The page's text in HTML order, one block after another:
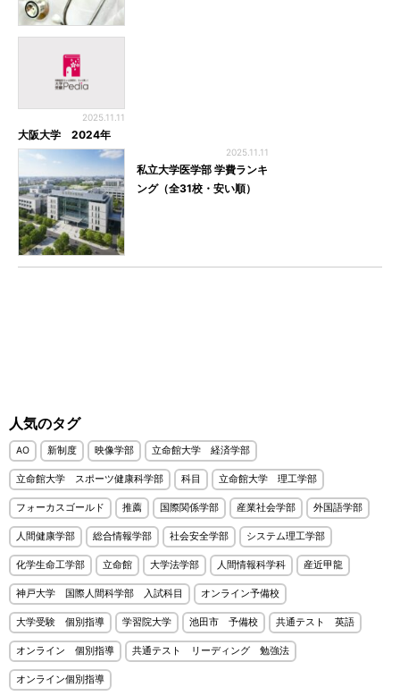
2025.11.11
大阪大学 2024年
2025.11.11
私立大学医学部 学費ランキ
ング（全31校・安い順）
人気のタグ
AO 新制度 映像学部 立命館大学 経済学部
立命館大学 スポーツ健康科学部 科目 立命館大学 理工学部
フォーカスゴールド 推薦 国際関係学部 産業社会学部 外国語学部
人間健康学部 総合情報学部 社会安全学部 システム理工学部
化学生命工学部 立命館 大学法学部 人間情報科学科 産近甲龍
神戸大学 国際人間科学部 入試科目 オンライン予備校
大学受験 個別指導 学習院大学 池田市 予備校 共通テスト 英語
オンライン 個別指導 共通テスト リーディング 勉強法
オンライン個別指導